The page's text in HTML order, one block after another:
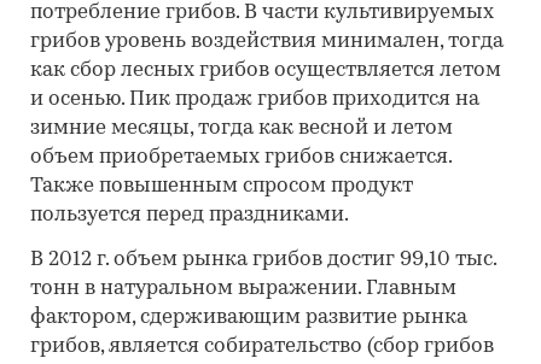
потребление грибов. В части культивируемых
грибов уровень воздействия минимален, тогда
как сбор лесных грибов осуществляется летом
и осенью. Пик продаж грибов приходится на
зимние месяцы, тогда как весной и летом
объем приобретаемых грибов снижается.
Также повышенным спросом продукт
пользуется перед праздниками.
В 2012 г. объем рынка грибов достиг 99,10 тыс.
тонн в натуральном выражении. Главным
фактором, сдерживающим развитие рынка
грибов, является собирательство (сбор грибов